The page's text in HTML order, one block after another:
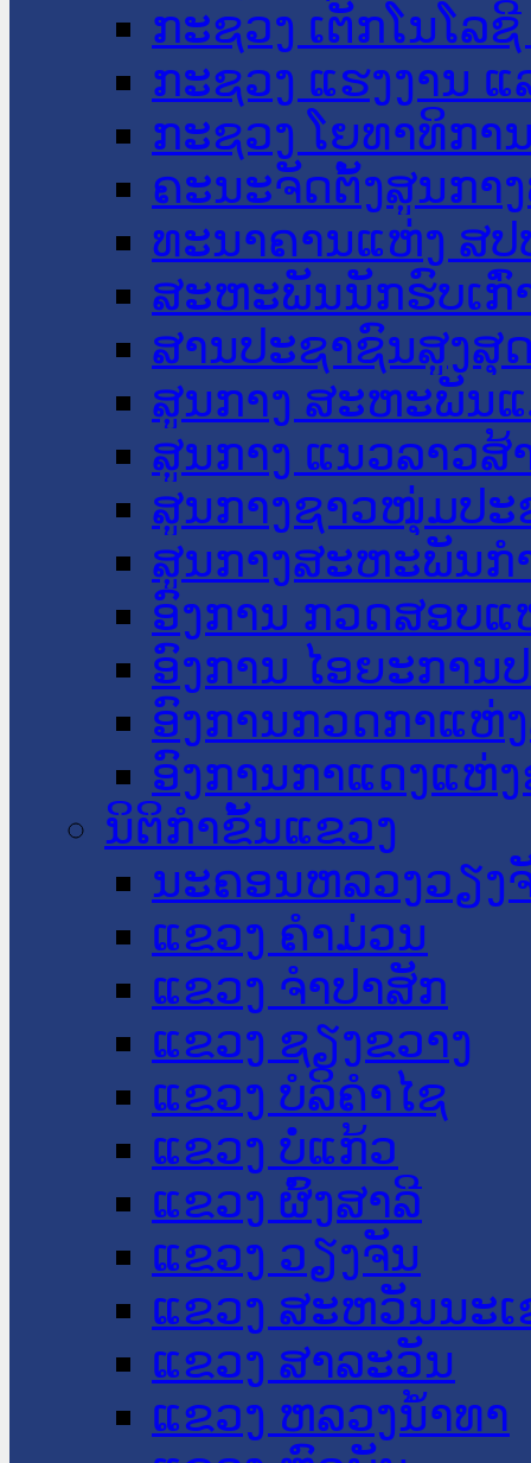
ກະຊວງ ເຕັກໂນໂລ
ກະຊວງ ແຮງງານ
ກະຊວງ ໂຍທາທິກາ
ຄະນະຈັດຕັ້ງສູນກາ
ທະນາຄານແຫ່ງ ສປ
ສະຫະພັນນັກຮົບເກົ່
ສານປະຊາຊົນສູງສຸ
ສູນກາງ ສະຫະພັນ
ສູນກາງ ແນວລາວສ້
ສູນກາງຊາວໜຸ່ມປະ
ສູນກາງສະຫະພັນກ
ອົງການ ກວດສອບແ
ອົງການ ໄອຍະການ
ອົງການກວດກາແຫ່
ອົງການກາແດງແຫ່
ນິຕິກໍາຂັ້ນແຂວງ
ນະ​ຄອນ​ຫລວງວຽງ
ແຂວງ ຄໍາມ່ວນ
ແຂວງ ຈໍາປາສັກ
ແຂວງ ຊຽງຂວາງ
ແຂວງ ບໍລິຄໍາໄຊ
ແຂວງ ບໍ່ແກ້ວ
ແຂວງ ຜົ້ງສາລີ
ແຂວງ ວຽງຈັນ
ແຂວງ ສະຫວັນນະ
ແຂວງ ສາລະວັນ
ແຂວງ ຫລວງນໍ້າທາ